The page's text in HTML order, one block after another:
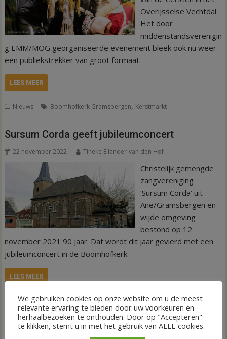
Overijsselse Vechtdal.
Het door
middenstandsverenigin
g EMM/MOG georganiseerde evenement bleek ook nu weer
een publiekstrekker van groot formaat.
LEES MEER
Nieuws Boomhofkerk Gramsbergen, Kerstmarkt
Sursum Corda geeft jubileumconcert
22 november 2022 Tineke Eilander-van den Hof
Christelijk gemengde
zangvereniging
‘Sursum Corda’ uit
Ane/Gramsbergen en
wijde omgeving
bestond op 12
november 2021 90 jaar. Dat wordt dit jaar gevierd met een
jubileumconcert in de Boomhofkerk.
LEES MEER
Agenda,Nieuws 25 november 2022,Boomhofkerk Gramsbergen
concert,jubileum,Sursum Corda,zangvereniging
We gebruiken cookies op onze website om u de meest
relevante ervaring te bieden door uw voorkeuren en
herhaalbezoeken te onthouden. Door op "Accepteren"
te klikken, stemt u in met het gebruik van ALLE cookies.